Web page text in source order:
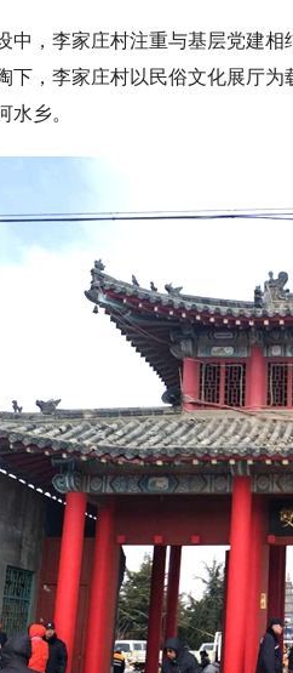
中，李家庄村注重与基层党建
下，李家庄村以民俗文化展厅
水乡。